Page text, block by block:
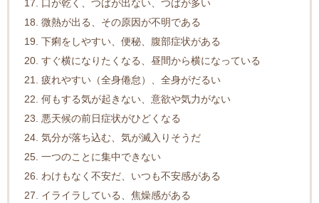
口が乾く、つばが出ない、つばが多い
微熱が出る、その原因が不明である
下痢をしやすい、便秘、腹部症状がある
すぐ横になりたくなる、昼間から横になっている
疲れやすい（全身倦怠）、全身がだるい
何もする気が起きない、意欲や気力がない
悪天候の前日症状がひどくなる
気分が落ち込む、気が滅入りそうだ
一つのことに集中できない
わけもなく不安だ、いつも不安感がある
イライラしている、焦燥感がある